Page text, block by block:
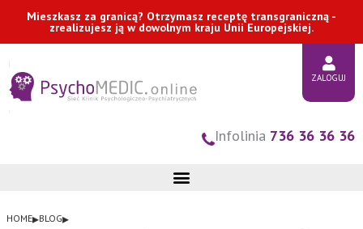
Przejdź
treści
Mieszkasz za granicą? Otrzymasz receptę transgraniczną -
zrealizujesz ją w dowolnym kraju Unii Europejskiej.
Infolinia 736 36 36 36
ZALOGUJ
HOME▸BLOG▸